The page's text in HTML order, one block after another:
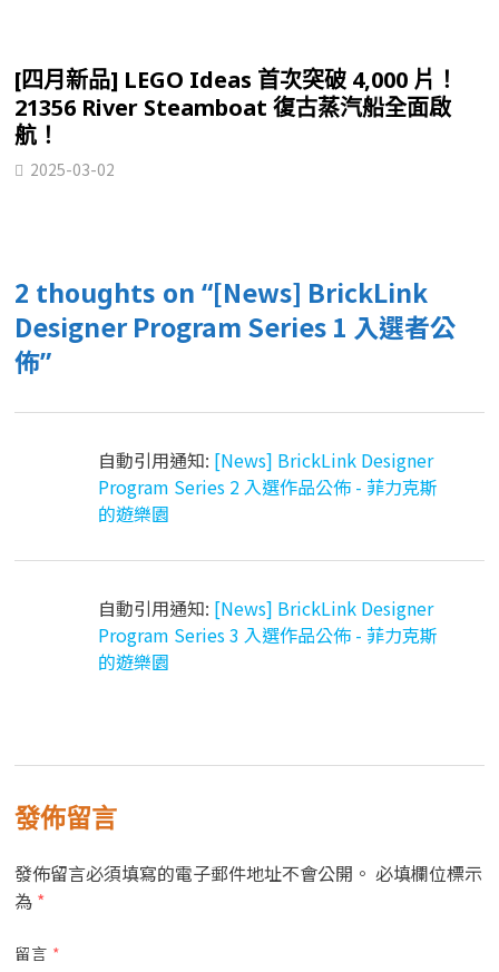
[四月新品] LEGO Ideas 首次突破 4,000 片！
21356 River Steamboat 復古蒸汽船全面啟
航！
2025-03-02
2 thoughts on “[News] BrickLink
Designer Program Series 1 入選者公
佈”
自動引用通知: [News] BrickLink Designer
Program Series 2 入選作品公佈 - 菲力克斯
的遊樂園
自動引用通知: [News] BrickLink Designer
Program Series 3 入選作品公佈 - 菲力克斯
的遊樂園
發佈留言
發佈留言必須填寫的電子郵件地址不會公開。 必填欄位標示
為 *
留言 *